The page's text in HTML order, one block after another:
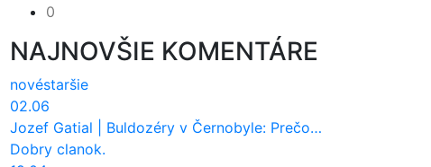
0
NAJNOVŠIE KOMENTÁRE
novéstaršie
02.06
Jozef Gatial
Buldozéry v Černobyle: Prečo zahrabávali Červený les pod zem?
Dobry clanok.